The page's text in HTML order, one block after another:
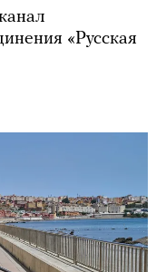
«Русская